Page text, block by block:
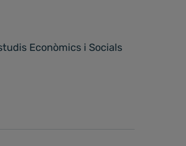
Econòmics i Socials